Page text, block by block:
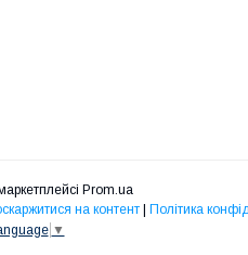
Prom.ua
на контент
Політика
▼